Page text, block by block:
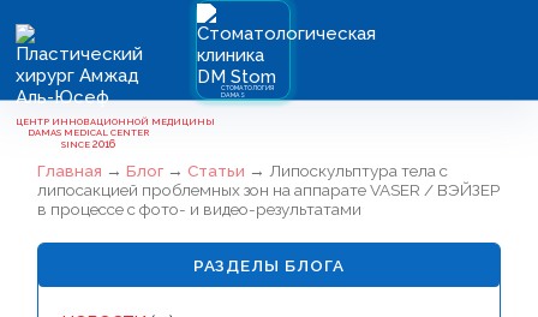
ЦЕНТР ИННОВАЦИОННОЙ МЕДИЦИНЫ
DAMAS MEDICAL CENTER
SINCE 2016
СТОМАТОЛОГИЯ
DAMAS
Главная →Блог →Статьи → Липоскульптура тела с
липосакцией проблемных зон на аппарате VASER / ВЭЙЗЕР
в процессе с фото- и видео-результатами
РАЗДЕЛЫ БЛОГА